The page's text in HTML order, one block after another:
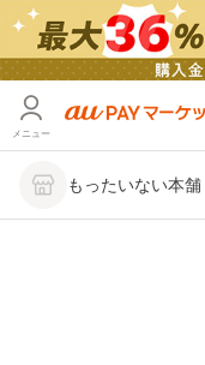
メニュー
もったいない本舗